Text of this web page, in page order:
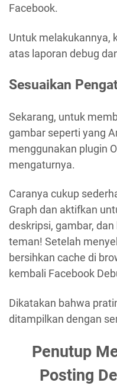
Facebook.
Untuk melakukannya,
atas laporan debug
Sesuaikan
Sekarang, untuk
gambar seperti yang
menggunakan plugin
mengaturnya.
Caranya cukup
Graph dan aktifkan
deskripsi, gambar,
teman! Setelah
bersihkan cache di
kembali Facebook
Dikatakan bahwa
ditampilkan dengan
Penutup
Posting